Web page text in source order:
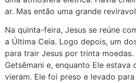
ar. Mas então uma grande
Na quinta-feira, Jesus se reúne
a Última Ceia. Logo depois, um
para trair Jesus por trinta
Getsêmani e, enquanto Ele estava
vieram. Ele foi preso e levado